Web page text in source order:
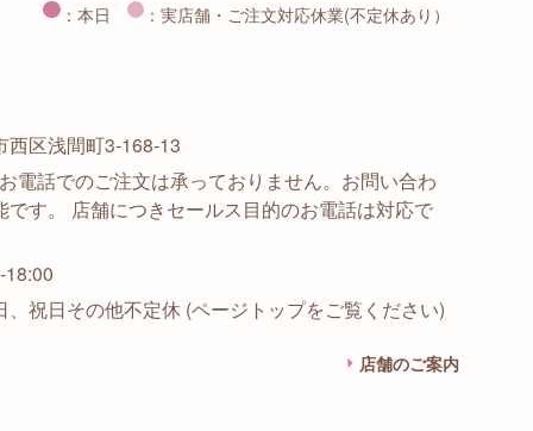
：本日 ：実店舗・ご注文対応休業(不定休あり）
西区浅間町3-168-13
電話でのご注文は承っておりません。お問い合わ
です。 店舗につきセールス目的のお電話は対応で
、祝日その他不定休 (ページトップをご覧ください)
店舗のご案内